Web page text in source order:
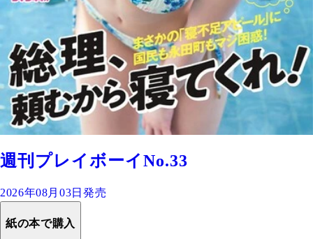
週刊プレイボーイNo.33
2026年08月03日発売
紙の本で購入